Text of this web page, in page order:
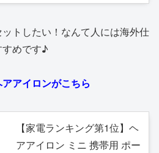
トしたい！なんて人には海外仕
めです♪
アイロンがこちら
【家電ランキング第1位】ヘ
アアイロン ミニ 携帯用 ポー